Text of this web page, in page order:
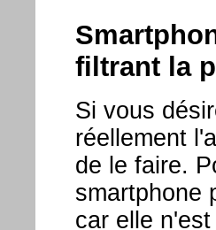
filtrant la
Si vous
réellement
de le faire.
smartphone
car elle